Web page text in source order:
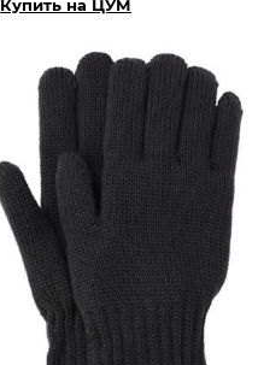
Купить на ЦУМ